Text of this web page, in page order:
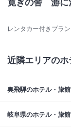
寛ぎの舎 游に
レンタカー付きプラン
近隣エリアの
奥飛騨のホテル・旅
岐阜県のホテル・旅